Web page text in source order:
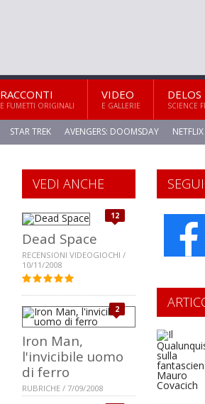
RACCONTI
E FUMETTI ORIGINALI
VIDEO
E GALLERIE
DELOS
SCIENCE
STAR TREK AVENGERS: DOOMSDAY NETFLIX
VEDI ANCHE
12
Dead Space
RECENSIONI VIDEOGIOCHI /
10/11/2008
2
Iron Man,
l'invicibile uomo
di ferro
RUBRICHE / 7/09/2008